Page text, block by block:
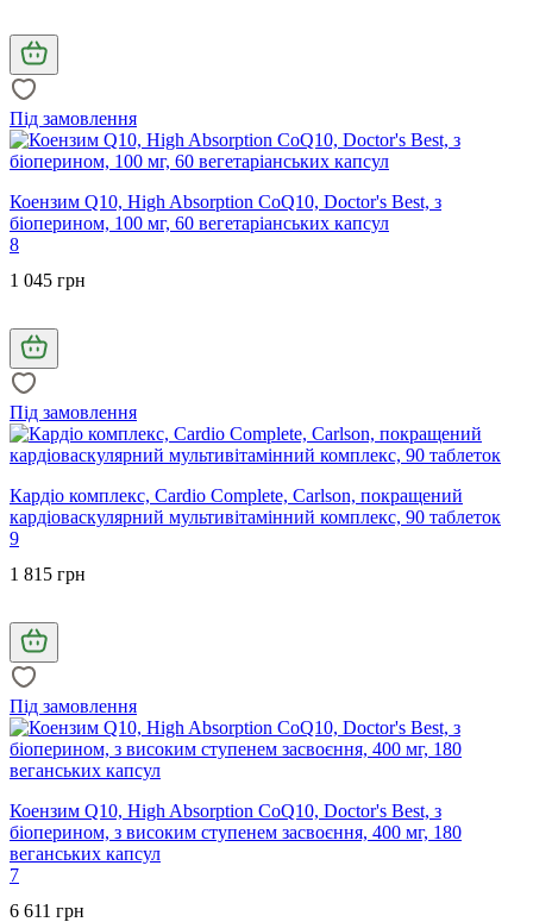
Під замовлення
Коензим Q10, High Absorption CoQ10, Doctor's Best, з
біоперином, 100 мг, 60 вегетаріанських капсул
8
1 045 грн
Під замовлення
Кардіо комплекс, Cardio Complete, Carlson, покращений
кардіоваскулярний мультивітамінний комплекс, 90 таблеток
9
1 815 грн
Під замовлення
Коензим Q10, High Absorption CoQ10, Doctor's Best, з
біоперином, з високим ступенем засвоєння, 400 мг, 180
веганських капсул
7
6 611 грн